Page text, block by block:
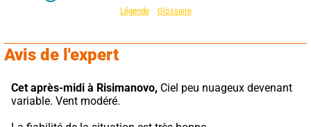
Légende
Glossaire
Avis de l'expert
Cet après-midi à Risimanovo, Ciel peu nuageux devenant
variable. Vent modéré.